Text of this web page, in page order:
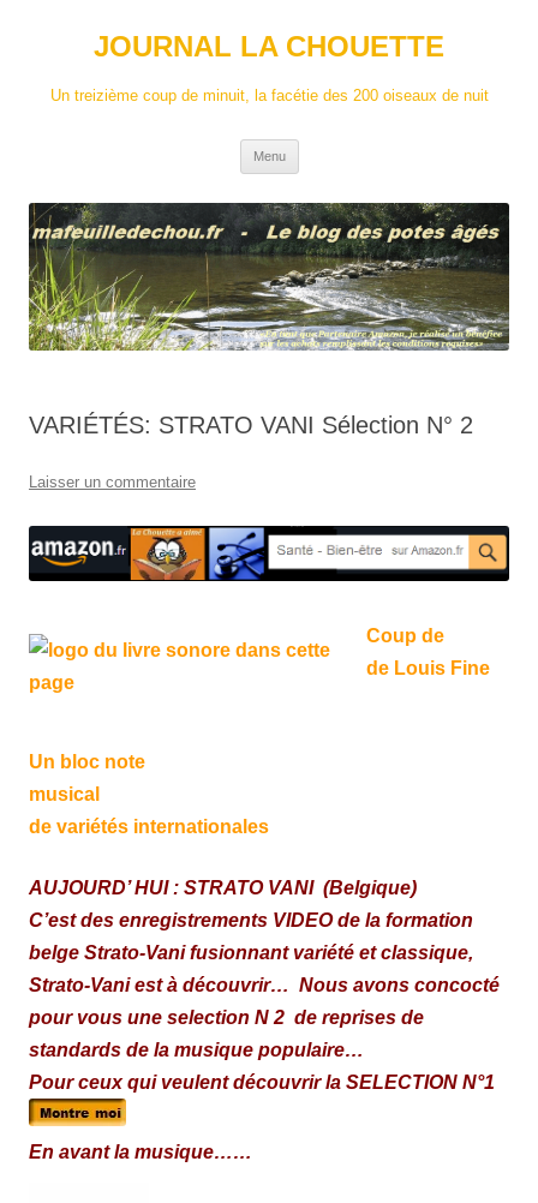
JOURNAL LA CHOUETTE
Un treizième coup de minuit, la facétie des 200 oiseaux de nuit
Menu
VARIÉTÉS: STRATO VANI Sélection N° 2
Laisser un commentaire
Coup de
de Louis Fine
Un bloc note
musical
de variétés internationales
AUJOURD’ HUI : STRATO VANI (Belgique)
C’est des enregistrements VIDEO de la formation
belge Strato-Vani fusionnant variété et classique,
Strato-Vani est à découvrir… Nous avons concocté
pour vous une selection N 2 de reprises de
standards de la musique populaire…
Pour ceux qui veulent découvrir la SELECTION N°1
En avant la musique……